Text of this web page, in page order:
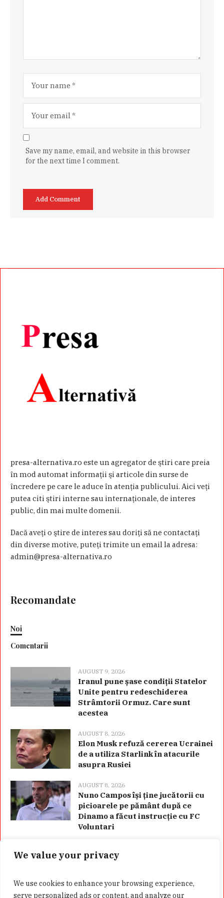
We value your privacy
We use cookies to enhance your browsing experience,
serve personalized ads or content, and analyze our
Save my name, email, and website in this browser
for the next time I comment.
presa-alternativa.ro este un agregator de ştiri care preia
în mod automat informaţii şi articole din surse de
încredere pe care le aduce în atenţia publicului. Aici veţi
putea citi ştiri interne sau internaţionale, de interes
public, din mai multe domenii.
Dacă aveţi o ştire de interes sau doriţi să ne contactaţi
din diverse motive, puteţi trimite un email la adresa:
admin@presa-alternativa.ro
Recomandate
Noi
Comentarii
AUGUST 9, 2026
Iranul pune șase condiții Statelor
Unite pentru redeschiderea
Strâmtorii Ormuz. Care sunt
acestea
AUGUST 8, 2026
Elon Musk refuză cererea Ucrainei
de a utiliza Starlink în atacurile
asupra Rusiei
AUGUST 8, 2026
Nuno Campos își ține jucătorii cu
picioarele pe pământ după ce
Dinamo a făcut instrucție cu FC
Voluntari
Categorii